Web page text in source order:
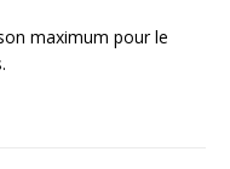
maximum pour le